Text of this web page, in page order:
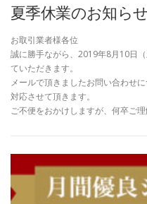
夏季休業のお知らせ
お取引業者様各位
誠に勝手ながら、2019年8月10日
ていただきます。
メールで頂きましたお問い合わせ
対応させて頂きます。
ご不便をおかけしますが、何卒ご